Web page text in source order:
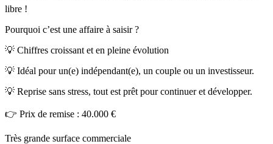
libre !
Pourquoi c’est une affaire à saisir ?
💡 Chiffres croissant et en pleine évolution
💡 Idéal pour un(e) indépendant(e), un couple ou un investisseur.
💡 Reprise sans stress, tout est prêt pour continuer et développer.
👉 Prix de remise : 40.000 €
Très grande surface commerciale